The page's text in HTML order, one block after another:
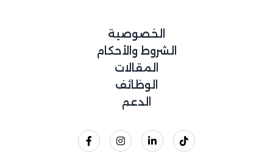
الخصوصية
الشروط والأحكام
المقالات
الوظائف
الدعم